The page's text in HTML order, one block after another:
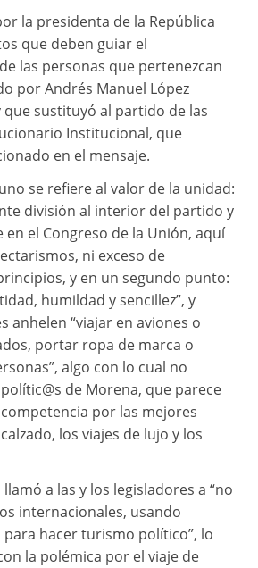
la presidenta de la República
que deben guiar el
las personas que pertenezcan
por Andrés Manuel López
que sustituyó al partido de las
Institucional, que
en el mensaje.
se refiere al valor de la unidad:
división al interior del partido y
en el Congreso de la Unión, aquí
ni exceso de
y en un segundo punto:
humildad y sencillez”, y
anhelen “viajar en aviones o
portar ropa de marca o
algo con lo cual no
de Morena, que parece
por las mejores
los viajes de lujo y los
a las y los legisladores a “no
internacionales, usando
hacer turismo político”, lo
la polémica por el viaje de